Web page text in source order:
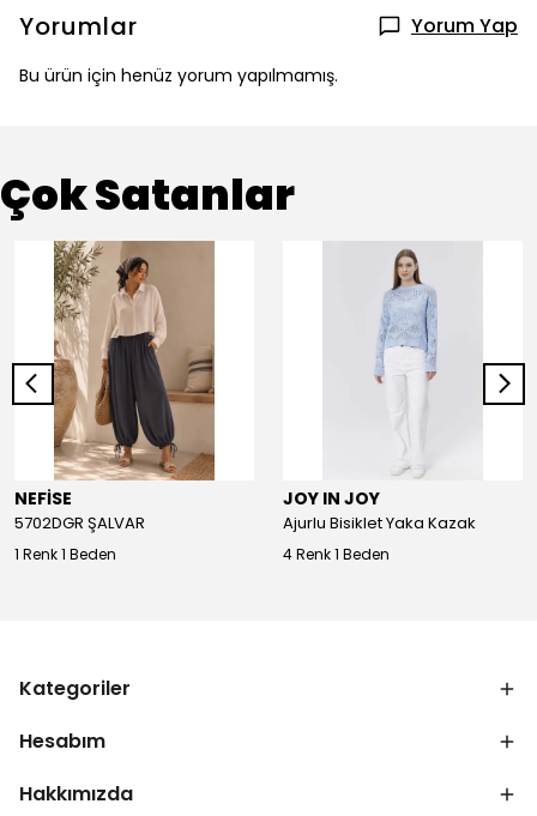
Yorumlar Yorum Yap
Bu ürün için henüz yorum yapılmamış.
Çok Satanlar
NEFİSE
5702DGR ŞALVAR
1 Renk 1 Beden
JOY IN JOY
Ajurlu Bisiklet Yaka Kazak
4 Renk 1 Beden
Kategoriler
Hesabım
Hakkımızda